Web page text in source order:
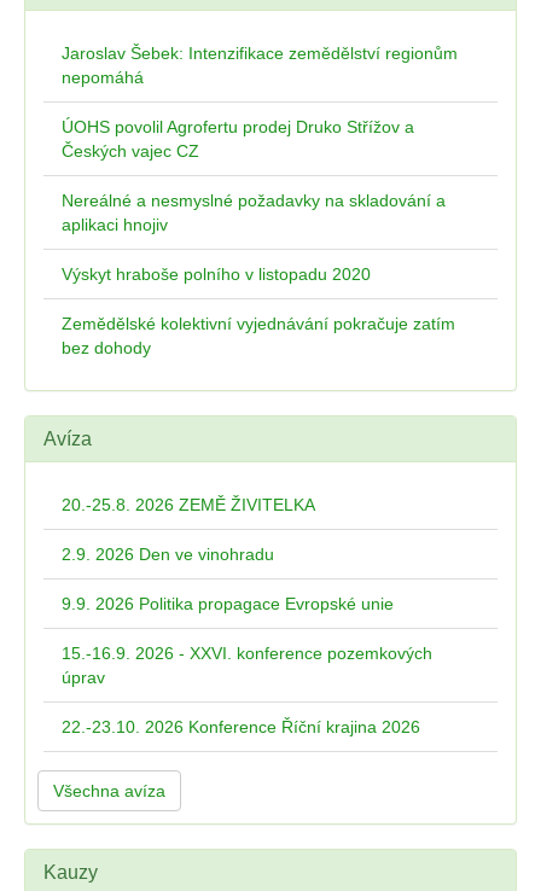
Jaroslav Šebek: Intenzifikace zemědělství regionům
nepomáhá
ÚOHS povolil Agrofertu prodej Druko Střížov a
Českých vajec CZ
Nereálné a nesmyslné požadavky na skladování a
aplikaci hnojiv
Výskyt hraboše polního v listopadu 2020
Zemědělské kolektivní vyjednávání pokračuje zatím
bez dohody
Avíza
20.-25.8. 2026 ZEMĚ ŽIVITELKA
2.9. 2026 Den ve vinohradu
9.9. 2026 Politika propagace Evropské unie
15.-16.9. 2026 - XXVI. konference pozemkových
úprav
22.-23.10. 2026 Konference Říční krajina 2026
Všechna avíza
Kauzy